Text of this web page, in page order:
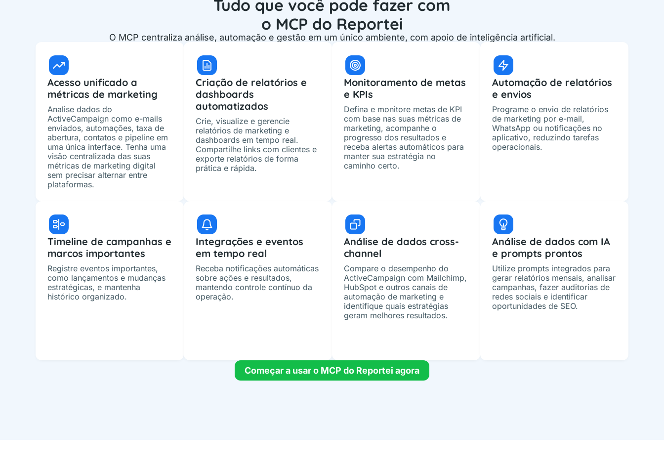
Tudo que você pode fazer com
o MCP do Reportei
O MCP centraliza análise, automação e gestão em um único ambiente, com apoio de inteligência artificial.
Acesso unificado a
métricas de marketing
Analise dados do
ActiveCampaign como e-mails
enviados, automações, taxa de
abertura, contatos e pipeline em
uma única interface. Tenha uma
visão centralizada das suas
métricas de marketing digital
sem precisar alternar entre
plataformas.
Criação de relatórios e
dashboards
automatizados
Crie, visualize e gerencie
relatórios de marketing e
dashboards em tempo real.
Compartilhe links com clientes e
exporte relatórios de forma
prática e rápida.
Monitoramento de metas
e KPIs
Defina e monitore metas de KPI
com base nas suas métricas de
marketing, acompanhe o
progresso dos resultados e
receba alertas automáticos para
manter sua estratégia no
caminho certo.
Automação de relatórios
e envios
Programe o envio de relatórios
de marketing por e-mail,
WhatsApp ou notificações no
aplicativo, reduzindo tarefas
operacionais.
Timeline de campanhas e
marcos importantes
Registre eventos importantes,
como lançamentos e mudanças
estratégicas, e mantenha
histórico organizado.
Integrações e eventos
em tempo real
Receba notificações automáticas
sobre ações e resultados,
mantendo controle contínuo da
operação.
Análise de dados cross-
channel
Compare o desempenho do
ActiveCampaign com Mailchimp,
HubSpot e outros canais de
automação de marketing e
identifique quais estratégias
geram melhores resultados.
Análise de dados com IA
e prompts prontos
Utilize prompts integrados para
gerar relatórios mensais, analisar
campanhas, fazer auditorias de
redes sociais e identificar
oportunidades de SEO.
Começar a usar o MCP do Reportei agora